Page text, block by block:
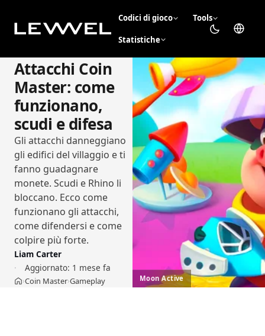
Codici di gioco Tools
Statistiche
Attacchi Coin
Master: come
funzionano,
scudi e difesa
Gli attacchi danneggiano
gli edifici del villaggio e ti
fanno guadagnare
monete. Scudi e Rhino li
bloccano. Ecco come
funzionano gli attacchi,
come difendersi e come
colpire più forte.
Liam Carter
Aggiornato: 1 mese fa
Home
›Coin Master›Gameplay Moon Active